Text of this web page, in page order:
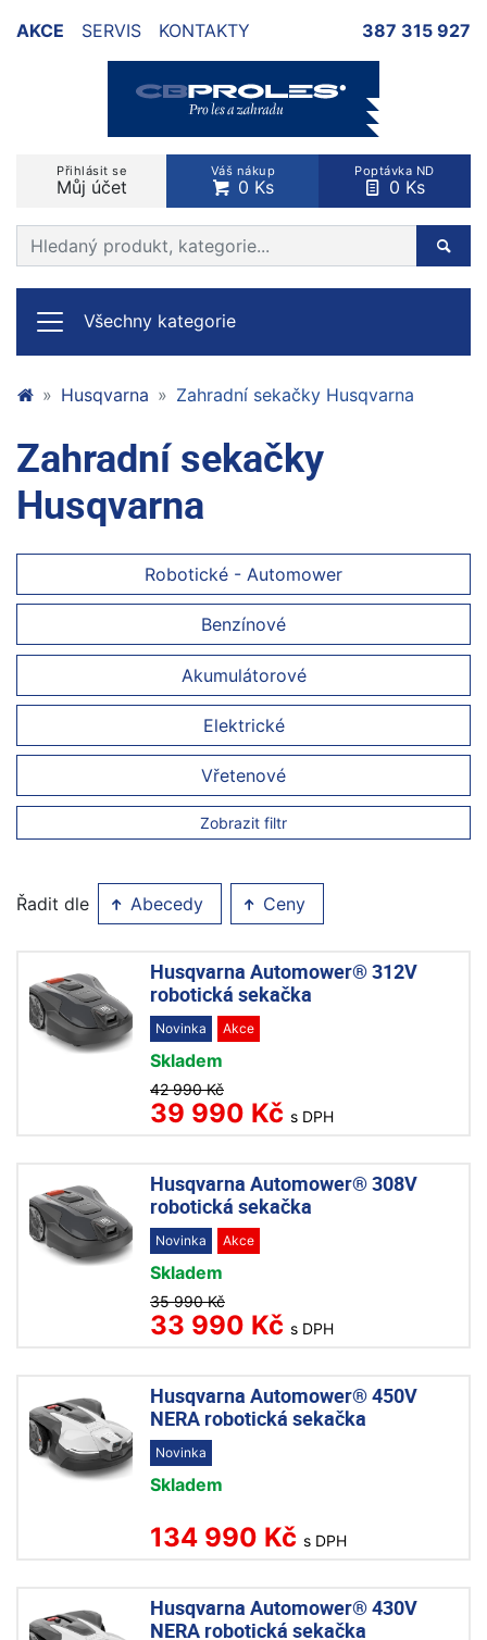
AKCE SERVIS KONTAKTY 387 315 927
Přihlásit se
Můj účet
Váš nákup
0 Ks
Poptávka ND
0 Ks
Prohledat web
Všechny kategorie
Husqvarna Zahradní sekačky Husqvarna
Zahradní sekačky
Husqvarna
Robotické - Automower
Benzínové
Akumulátorové
Elektrické
Vřetenové
Zobrazit filtr
Řadit dle Abecedy Ceny
Husqvarna Automower® 312V
robotická sekačka
Novinka Akce
Skladem
42 990 Kč
39 990 Kč s DPH
Husqvarna Automower® 308V
robotická sekačka
Novinka Akce
Skladem
35 990 Kč
33 990 Kč s DPH
Husqvarna Automower® 450V
NERA robotická sekačka
Novinka
Skladem
134 990 Kč s DPH
Husqvarna Automower® 430V
NERA robotická sekačka